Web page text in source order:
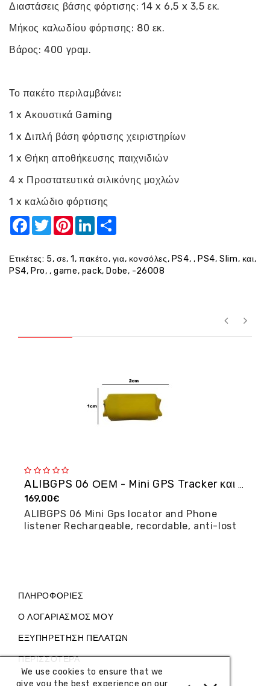
Διαστάσεις βάσης φόρτισης: 14 x 6,5 x 3,5 εκ.
Μήκος καλωδίου φόρτισης: 80 εκ.
Βάρος: 400 γραμ.
Το πακέτο περιλαμβάνει:
1 x Ακουστικά Gaming
1 x Διπλή βάση φόρτισης χειριστηρίων
1 x Θήκη αποθήκευσης παιχνιδιών
4 x Προστατευτικά σιλικόνης μοχλών
1 x καλώδιο φόρτισης
Facebook
TwitterPinterestLinkedIn
Ετικέτες: 5, σε,1,πακέτο, για, κονσόλες, PS4, ,PS4,Slim, και,
PS4,Pro,,game, pack,Dobe, -26008
ALIBGPS 06 ΟΕΜ - Mini GPS Tracker και φω�...
169,00€
ALIBGPS 06 Mini Gps locator and Phone
listener Rechargeable, recordable, anti-lost
ΠΛΗΡΟΦΟΡΊΕΣ
Ο ΛΟΓΑΡΙΑΣΜΌΣ ΜΟΥ
ΕΞΥΠΗΡΈΤΗΣΗ ΠΕΛΑΤΏΝ
ΠΕΡΙΣΣΌΤΕΡΑ
We use cookies to ensure that we
give you the best experience on our